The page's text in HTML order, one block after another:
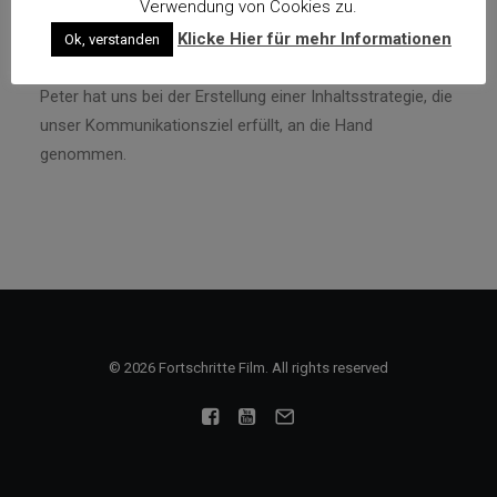
14. FEBRUAR 2023 BY JIA LI
Peter hat uns bei der Erstellung einer Inhaltsstrategie, die
unser Kommunikationsziel erfüllt, an die Hand
genommen.
© 2026 Fortschritte Film. All rights reserved
Verwendung von Cookies zu.
Ok, verstanden Klicke Hier für mehr Informationen